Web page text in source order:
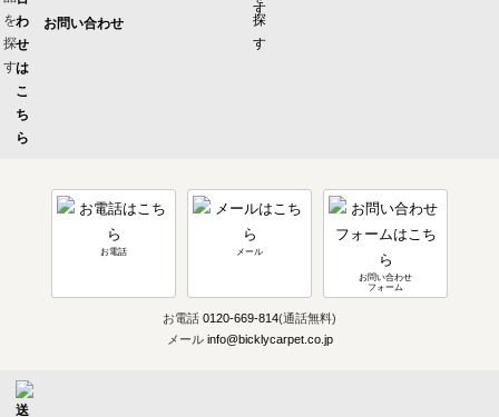
お問い合わせ
お電話 メール
お問い合わせ
フォーム
お電話 0120-669-814(通話無料)
メール info@bicklycarpet.co.jp